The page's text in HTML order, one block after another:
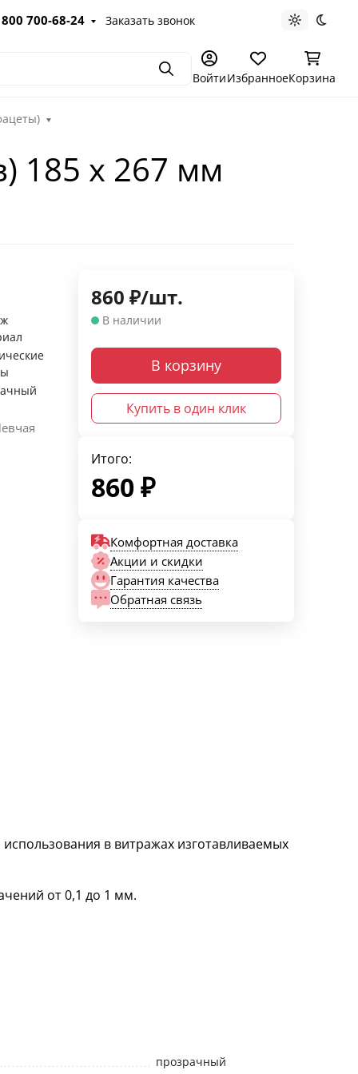
700-68-24 Заказать звонок Светлая
ПоискВойтиИзбранноеКорзина
185 х 267 мм
860 ₽/шт.
В наличии
В корзину
Купить в один клик
Итого:
860₽
Комфортная доставка
Акции и скидки
Гарантия качества
Обратная связь
в витражах изготавливаемых
от 0,1 до 1 мм.
прозрачный